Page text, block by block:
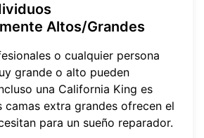
Altos/Grandes
o cualquier persona
grande o alto pueden
una California King es
camas extra grandes ofrecen el
para un sueño reparador.